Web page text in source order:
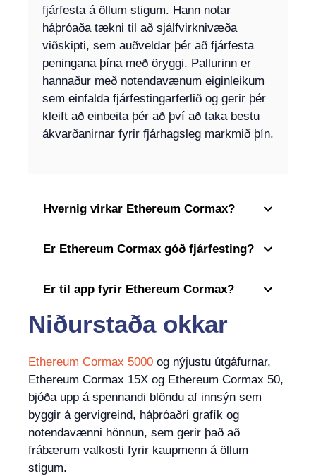
fjárfesta á öllum stigum. Hann notar
háþróaða tækni til að sjálfvirknivæða
viðskipti, sem auðveldar þér að fjárfesta
peningana þína með öryggi. Pallurinn er
hannaður með notendavænum eiginleikum
sem einfalda fjárfestingarferlið og gerir þér
kleift að einbeita þér að því að taka bestu
ákvarðanirnar fyrir fjárhagsleg markmið þín.
Hvernig virkar Ethereum Cormax?
Er Ethereum Cormax góð fjárfesting?
Er til app fyrir Ethereum Cormax?
Niðurstaða okkar
Ethereum Cormax 5000 og nýjustu útgáfurnar,
Ethereum Cormax 15X og Ethereum Cormax 50,
bjóða upp á spennandi blöndu af innsýn sem
byggir á gervigreind, háþróaðri grafík og
notendavænni hönnun, sem gerir það að
frábærum valkosti fyrir kaupmenn á öllum
stigum.